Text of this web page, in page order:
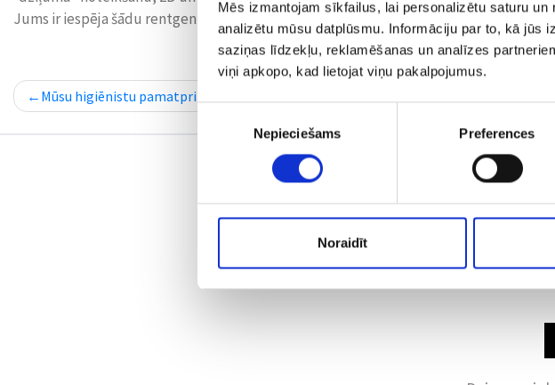
Mēs izmantojam sīkfailus, lai personalizētu saturu
analizētu mūsu datplūsmu. Informāciju par to, kā jūs
saziņas līdzekļu, reklamēšanas un analīzes
viņi apkopo, kad lietojat viņu pakalpojumus.
Piekrišanas
Nepieciešams Preferences
Noraidīt
Jums ir iespēja šādu rentgenu veikt ātri un ērti mūsu praksē!
POST
NAVIGATION
Mūsu higiēnistu pamatprincips